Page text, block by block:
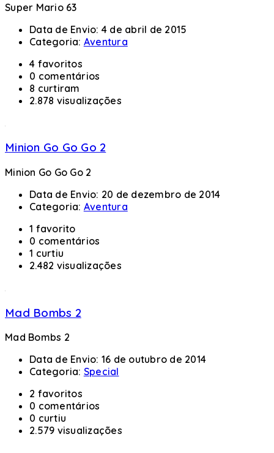
Super Mario 63
Data de Envio: 4 de abril de 2015
Categoria: Aventura
4 favoritos
0 comentários
8 curtiram
2.878 visualizações
Minion Go Go Go 2
Minion Go Go Go 2
Data de Envio: 20 de dezembro de 2014
Categoria: Aventura
1 favorito
0 comentários
1 curtiu
2.482 visualizações
Mad Bombs 2
Mad Bombs 2
Data de Envio: 16 de outubro de 2014
Categoria: Special
2 favoritos
0 comentários
0 curtiu
2.579 visualizações